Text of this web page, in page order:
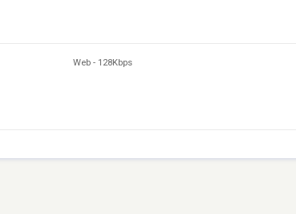
Web - 128Kbps